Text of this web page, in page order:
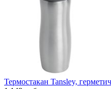
Термостакан Tansley,